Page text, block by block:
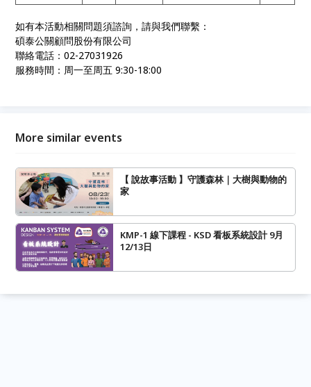
如有本活動相關問題須諮詢，請與我們聯繫：
碩泰公關顧問股份有限公司
聯絡電話：02-27031926
服務時間：周一至周五 9:30-18:00
More similar events
【 說故事活動 】守護森林｜大樹與動物的
家
KMP-1 線下課程 - KSD 看板系統設計 9月
12/13日